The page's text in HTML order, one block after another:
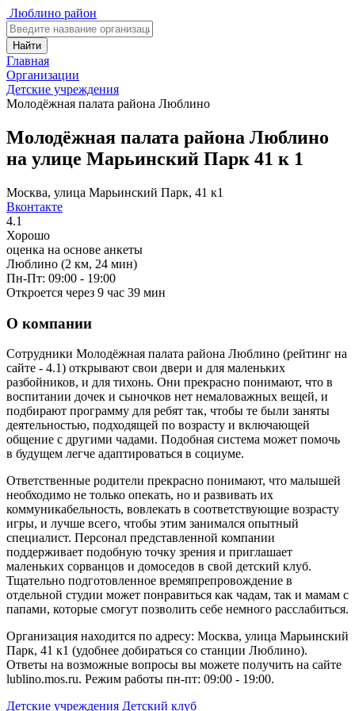
Люблино район
Найти
Главная
Организации
Детские учреждения
Молодёжная палата района Люблино
Молодёжная палата района Люблино
на улице Марьинский Парк 41 к 1
Москва, улица Марьинский Парк, 41 к1
Вконтакте
4.1
Хорошо
оценка на основе анкеты
Люблино (2 км, 24 мин)
Пн-Пт: 09:00 - 19:00
Откроется через 9 час 39 мин
О компании
Сотрудники Молодёжная палата района Люблино (рейтинг на
сайте - 4.1) открывают свои двери и для маленьких
разбойников, и для тихонь. Они прекрасно понимают, что в
воспитании дочек и сыночков нет немаловажных вещей, и
подбирают программу для ребят так, чтобы те были заняты
деятельностью, подходящей по возрасту и включающей
общение с другими чадами. Подобная система может помочь
в будущем легче адаптироваться в социуме.
Ответственные родители прекрасно понимают, что малышей
необходимо не только опекать, но и развивать их
коммуникабельность, вовлекать в соответствующие возрасту
игры, и лучше всего, чтобы этим занимался опытный
специалист. Персонал представленной компании
поддерживает подобную точку зрения и приглашает
маленьких сорванцов и домоседов в свой детский клуб.
Тщательно подготовленное времяпрепровождение в
отдельной студии может понравиться как чадам, так и мамам с
папами, которые смогут позволить себе немного расслабиться.
Организация находится по адресу: Москва, улица Марьинский
Парк, 41 к1 (удобнее добираться со станции Люблино).
Ответы на возможные вопросы вы можете получить на сайте
lublino.mos.ru. Режим работы пн-пт: 09:00 - 19:00.
Детские учреждения Детский клуб